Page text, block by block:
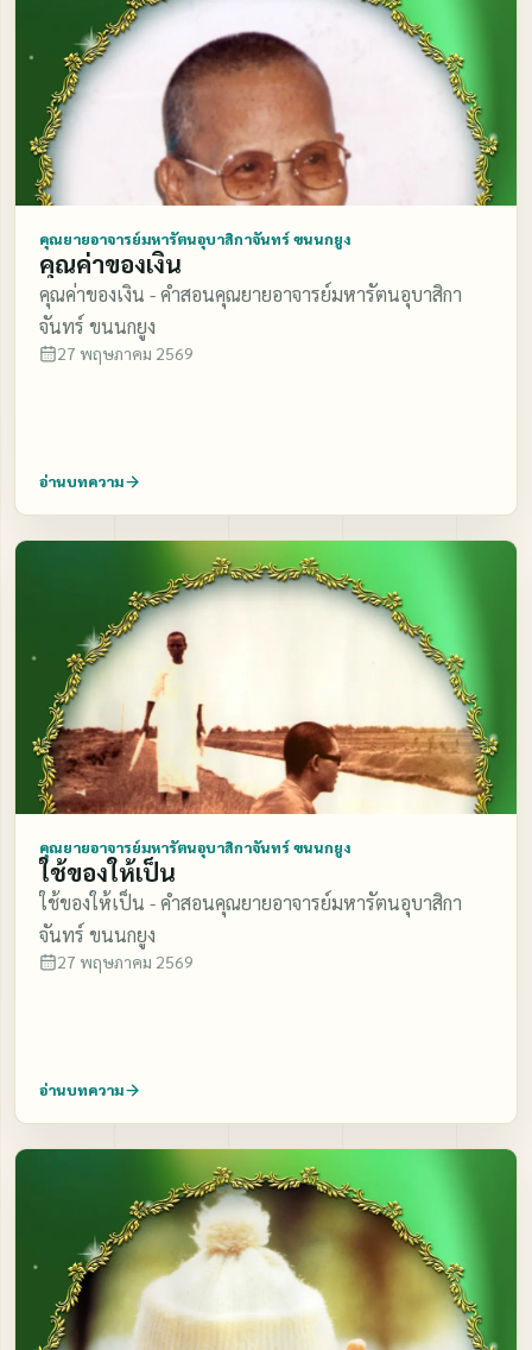
คุณยายอาจารย์มหารัตนอุบาสิกาจันทร์ ขนนกยูง
คุณค่าของเงิน
คุณค่าของเงิน - คำสอนคุณยายอาจารย์มหารัตนอุบาสิกา
จันทร์ ขนนกยูง
27 พฤษภาคม 2569
อ่านบทความ
คุณยายอาจารย์มหารัตนอุบาสิกาจันทร์ ขนนกยูง
ใช้ของให้เป็น
ใช้ของให้เป็น - คำสอนคุณยายอาจารย์มหารัตนอุบาสิกา
จันทร์ ขนนกยูง
27 พฤษภาคม 2569
อ่านบทความ